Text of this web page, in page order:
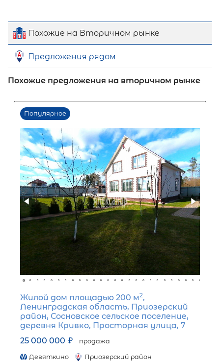
Первый взнос
60%
10 20 30 40 50 60 70 80
Срок кредита
15
1 5 10 15 20 25
Процентная
ставка
12%
Похожие на Вторичном рынке
Предложения рядом
Похожие предложения на вторичном рынке